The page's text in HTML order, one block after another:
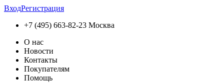
ВходРегистрация
+7 (495) 663-82-23 Москва
О нас
Новости
Контакты
Покупателям
Помощь